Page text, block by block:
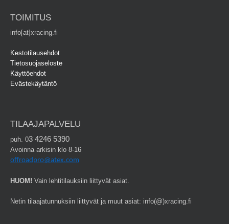
TOIMITUS
info[at]xracing.fi
Kestotilausehdot
Tietosuojaseloste
Käyttöehdot
Evästekäytäntö
TILAAJAPALVELU
puh. 03 4246 5390
Avoinna arkisin klo 8-16
offroadpro@atex.com
HUOM! Vain lehtitilauksiin liittyvät asiat.
Netin tilaajatunnuksiin liittyvät ja muut asiat: info(@)xracing.fi